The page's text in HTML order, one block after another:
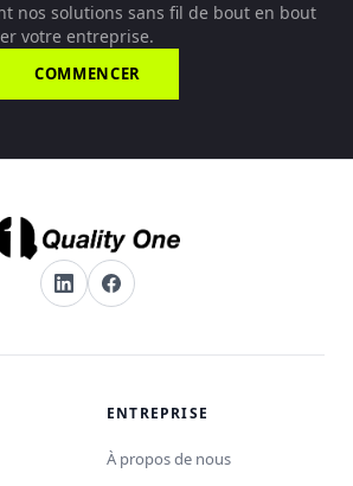
nos solutions sans fil de bout en bout
votre entreprise.
COMMENCER
ENTREPRISE
À propos de nous